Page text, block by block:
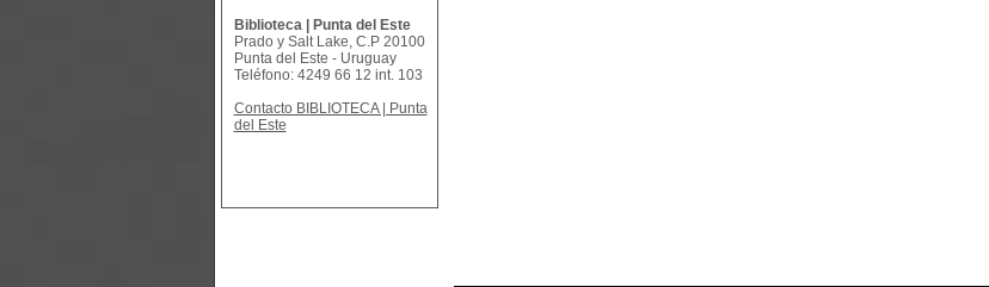
Biblioteca | Punta del Este
Prado y Salt Lake, C.P 20100
Punta del Este - Uruguay
Teléfono: 4249 66 12 int. 103
Contacto BIBLIOTECA | Punta
del Este